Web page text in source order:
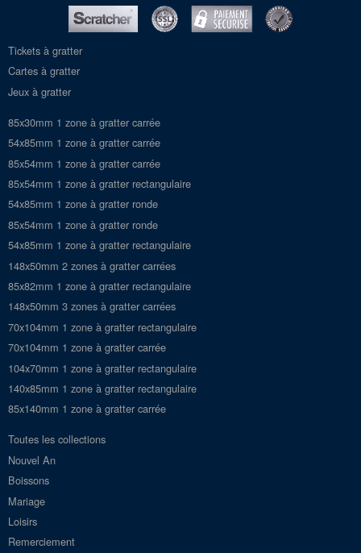
Tickets à gratter
Cartes à gratter
Jeux à gratter
85x30mm 1 zone à gratter carrée
54x85mm 1 zone à gratter carrée
85x54mm 1 zone à gratter carrée
85x54mm 1 zone à gratter rectangulaire
54x85mm 1 zone à gratter ronde
85x54mm 1 zone à gratter ronde
54x85mm 1 zone à gratter rectangulaire
148x50mm 2 zones à gratter carrées
85x82mm 1 zone à gratter rectangulaire
148x50mm 3 zones à gratter carrées
70x104mm 1 zone à gratter rectangulaire
70x104mm 1 zone à gratter carrée
104x70mm 1 zone à gratter rectangulaire
140x85mm 1 zone à gratter rectangulaire
85x140mm 1 zone à gratter carrée
Toutes les collections
Nouvel An
Boissons
Mariage
Loisirs
Remerciement